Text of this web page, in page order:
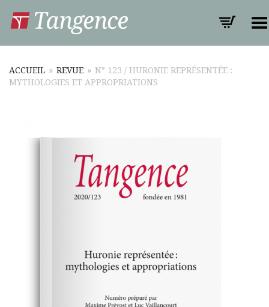
Toggle Menu
ACCUEIL » REVUE » N° 123 / HURONIE REPRÉSENTÉE :
MYTHOLOGIES ET APPROPRIATIONS